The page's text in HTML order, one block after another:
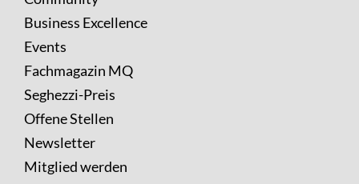
Business Excellence
Events
Fachmagazin MQ
Seghezzi-Preis
Offene Stellen
Newsletter
Mitglied werden